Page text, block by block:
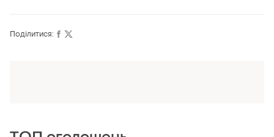
Поділитися: